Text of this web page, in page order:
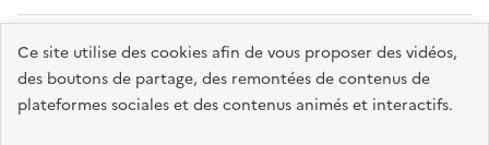
Ce site utilise des cookies afin de vous proposer des vidéos,
des boutons de partage, des remontées de contenus de
plateformes sociales et des contenus animés et interactifs.
Plan du site Contacts
Accessibilité - partiellement conforme
Mentions légales
Données personnelles Gestion des cookies